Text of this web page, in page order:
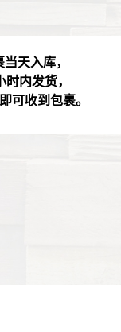
天入库，
时内发货，
可收到包裹。